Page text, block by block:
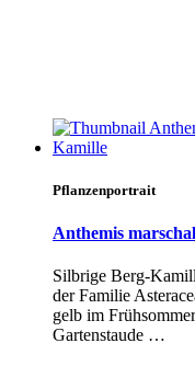
Pflanzenportrait
Anthemis
Silbrige Berg-
der Familie
gelb im
Gartenstaude …